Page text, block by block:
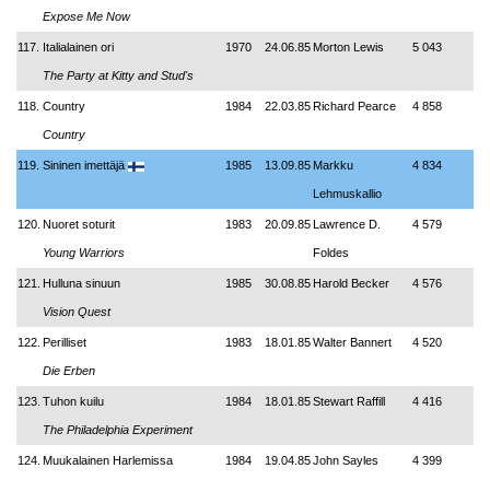
Expose Me Now
117. Italialainen ori
The Party at Kitty and Stud's
1970 24.06.85 Morton Lewis 5 043
118. Country
Country
1984 22.03.85Richard Pearce 4 858
119. Sininen imettäjä 1985 13.09.85 Markku
Lehmuskallio
4 834
120. Nuoret soturit
Young Warriors
1983 20.09.85Lawrence D.
Foldes
4 579
121. Hulluna sinuun
Vision Quest
1985 30.08.85 Harold Becker 4 576
122. Perilliset
Die Erben
1983 18.01.85Walter Bannert 4 520
123. Tuhon kuilu
The Philadelphia Experiment
1984 18.01.85Stewart Raffill 4 416
124. Muukalainen Harlemissa 1984 19.04.85John Sayles 4 399